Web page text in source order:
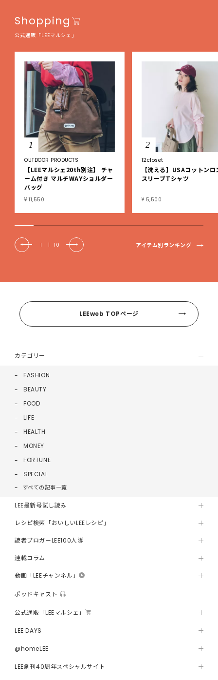
Shopping
公式通販「LEEマルシェ」
1
OUTDOOR PRODUCTS
【LEEマルシェ20th別注】 チャ
ーム付き マルチWAYショルダー
バッグ
¥ 11,550
2
12closet
【洗える】USAコットンロ
スリーブTシャツ
¥ 5,500
1 | 10 アイテム別ランキング
LEEweb TOPページ
カテゴリー
FASHION
BEAUTY
FOOD
LIFE
HEALTH
MONEY
FORTUNE
SPECIAL
すべての記事一覧
LEE最新号試し読み
レシピ検索「おいしいLEEレシピ」
読者ブロガーLEE100人隊
連載コラム
動画「LEEチャンネル」
ポッドキャスト
公式通販「LEEマルシェ」
LEE DAYS
@homeLEE
LEE創刊40周年スペシャルサイト